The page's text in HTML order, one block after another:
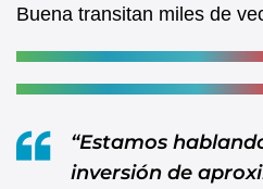
Buena transitan miles de
“Estamos
inversión de